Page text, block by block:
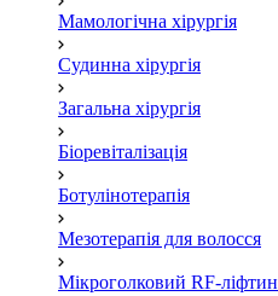
Мамологічна хірургія
Судинна хірургія
Загальна хірургія
Біоревіталізація
Ботулінотерапія
Мезотерапія для волосся
Мікроголковий RF-